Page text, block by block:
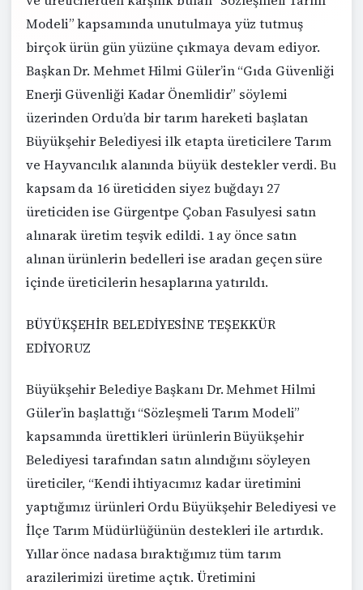
Modeli” kapsamında unutulmaya yüz tutmuş
birçok ürün gün yüzüne çıkmaya devam ediyor.
Başkan Dr. Mehmet Hilmi Güler’in “Gıda Güvenliği
Enerji Güvenliği Kadar Önemlidir” söylemi
üzerinden Ordu’da bir tarım hareketi başlatan
Büyükşehir Belediyesi ilk etapta üreticilere Tarım
ve Hayvancılık alanında büyük destekler verdi. Bu
kapsam da 16 üreticiden siyez buğdayı 27
üreticiden ise Gürgentpe Çoban Fasulyesi satın
alınarak üretim teşvik edildi. 1 ay önce satın
alınan ürünlerin bedelleri ise aradan geçen süre
içinde üreticilerin hesaplarına yatırıldı.
BÜYÜKŞEHİR BELEDİYESİNE TEŞEKKÜR
EDİYORUZ
Büyükşehir Belediye Başkanı Dr. Mehmet Hilmi
Güler’in başlattığı “Sözleşmeli Tarım Modeli”
kapsamında ürettikleri ürünlerin Büyükşehir
Belediyesi tarafından satın alındığını söyleyen
üreticiler, “Kendi ihtiyacımız kadar üretimini
yaptığımız ürünleri Ordu Büyükşehir Belediyesi ve
İlçe Tarım Müdürlüğünün destekleri ile artırdık.
Yıllar önce nadasa bıraktığımız tüm tarım
arazilerimizi üretime açtık. Üretimini